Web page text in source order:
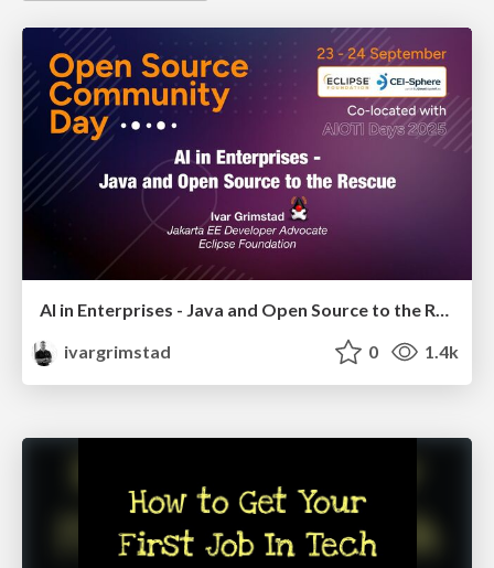
AI in Enterprises - Java and Open Source to the Rescue
ivargrimstad
0 1.4k